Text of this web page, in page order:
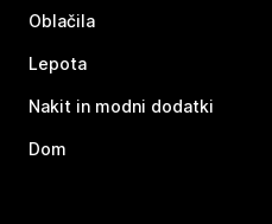
Oblačila
Lepota
Nakit in modni dodatki
Dom